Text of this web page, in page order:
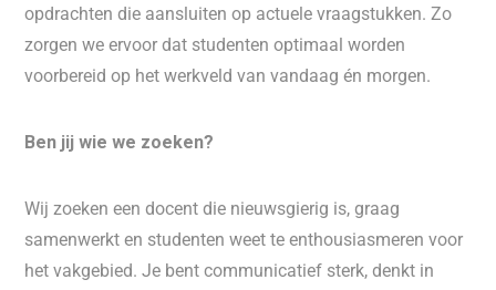
opdrachten die aansluiten op actuele vraagstukken. Zo
zorgen we ervoor dat studenten optimaal worden
voorbereid op het werkveld van vandaag én morgen.
Ben jij wie we zoeken?
Wij zoeken een docent die nieuwsgierig is, graag
samenwerkt en studenten weet te enthousiasmeren voor
het vakgebied. Je bent communicatief sterk, denkt in